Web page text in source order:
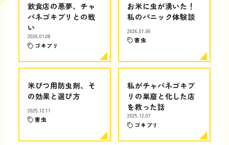
飲食店の悪夢、チャ
バネゴキブリとの戦
い
2026.01.08
ゴキブリ
お米に虫が湧いた！
私のパニック体験談
2026.01.06
害虫
米びつ用防虫剤、そ
の効果と選び方
2025.12.11
害虫
私がチャバネゴキブ
リの巣窟と化した店
を救った話
2025.12.07
ゴキブリ